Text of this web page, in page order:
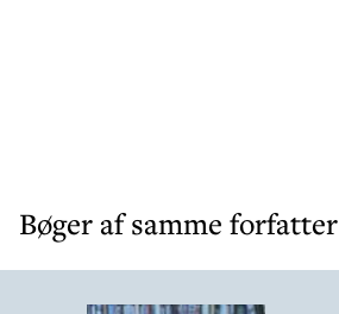
Bøger af samme forfatter